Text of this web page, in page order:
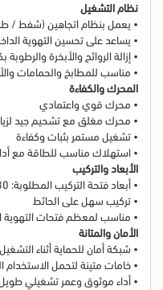
نظام التشغيل
• يعمل بنظام اتجاهين (شفط /
• يساعد على تحسين التهوية
• إزالة الروائح والأبخرة والرطوبة
• مناسب للمطابخ والحمامات
المحرك والكفاءة
• محرك قوي واعتمادي
• محرك مغلق مع تشحيم جيد
• تشغيل مستمر بثبات وكفاءة
• استهلاك مناسب للطاقة مع
الأبعاد والتركيب
• أبعاد فتحة التركيب المطلوبة: 30 × 30 سم
• تركيب سهل على الحائط
• مناسب لمعظم فتحات التهوية
الأمان والمتانة
• شبكة أمان للحماية أثناء التشغيل
• خامات متينة لتحمل الاستخدام
• أداء موثوق وعمر تشغيلي